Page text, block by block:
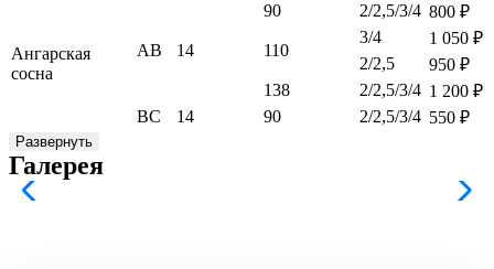
Ангарская
сосна
АВ 14
90 2/2,5/3/4 800 ₽
110
3/4 1 050 ₽
2/2,5
950 ₽
138
2/2,5/3/4 1 200 ₽
ВС
14 90 2/2,5/3/4 550 ₽
Развернуть
Галерея